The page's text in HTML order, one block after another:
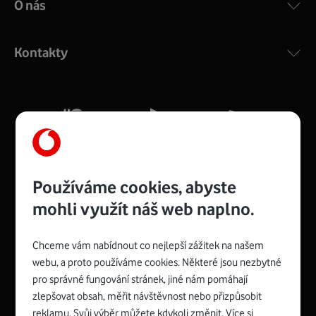
COMPAL CH7465VF
silný signál pro celou domácnost. Kompaktní rozměry 21
Více o COMPAL CH7465VF
Zyxel VMG8623-T50B:
Rozměry modemu jsou 16 x 22 x 7,5 cm (včetně stojánku)
Spojte se s Vodafonem
O nás
Kontakty
Používáme cookies, abyste
mohli využít náš web naplno.
Chceme vám nabídnout co nejlepší zážitek na našem
webu, a proto používáme cookies. Některé jsou nezbytné
pro správné fungování stránek, jiné nám pomáhají
zlepšovat obsah, měřit návštěvnost nebo přizpůsobit
reklamu. Svůj výběr můžete kdykoli změnit. Více si